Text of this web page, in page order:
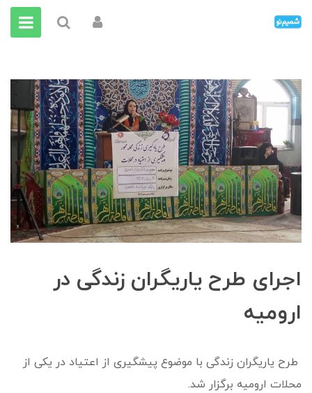
اجرای طرح یاریگران زندگی در
ارومیه
طرح یاریگران زندگی با موضوع پیشگیری از اعتیاد در یکی از
محلات ارومیه برگزار شد.